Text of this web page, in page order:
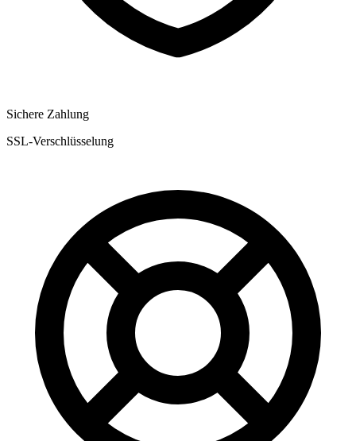
Sichere Zahlung
SSL-Verschlüsselung